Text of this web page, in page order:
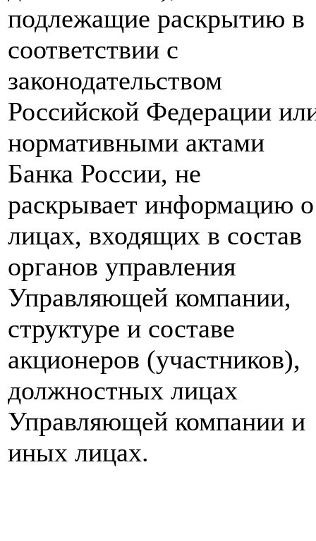
подлежащие раскрытию в
соответствии с
законодательством
Российской Федерации
нормативными актами
Банка России, не
раскрывает информацию о
лицах, входящих в состав
органов управления
Управляющей компании,
структуре и составе
акционеров (участников),
должностных лицах
Управляющей компании и
иных лицах.